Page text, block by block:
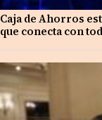
Caja de Ahorros
que conecta con